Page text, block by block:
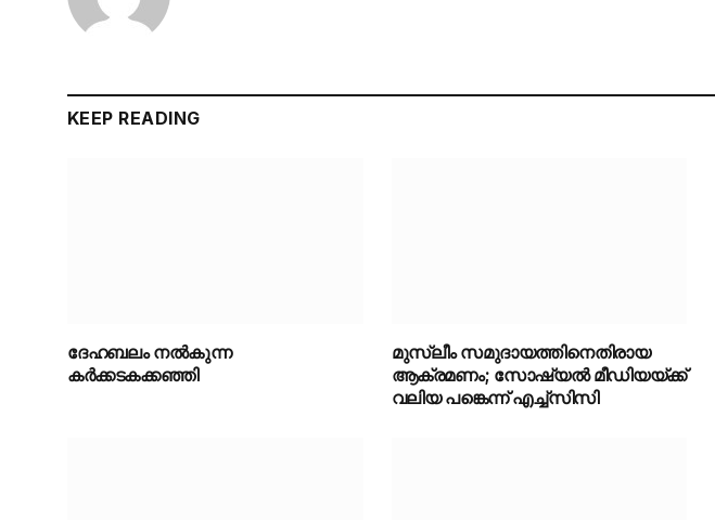
KEEP READING
ദേഹബലം നൽകുന്ന
കർക്കടകക്കഞ്ഞി
മുസ്ലീം സമുദായത്തിനെതിരായ
ആക്രമണം; സോഷ്യൽ മീഡിയയ്ക്ക്
വലിയ പങ്കെന്ന് എച്ച്‌സിസി